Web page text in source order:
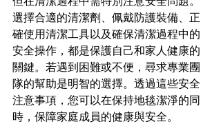
選擇合適的清潔劑、佩戴防護裝備、正
確使用清潔工具以及確保清潔過程中的
安全操作，都是保護自己和家人健康的
關鍵。若遇到困難或不便，尋求專業團
隊的幫助是明智的選擇。透過這些安全
注意事項，您可以在保持地毯潔淨的同
時，保障家庭成員的健康與安全。